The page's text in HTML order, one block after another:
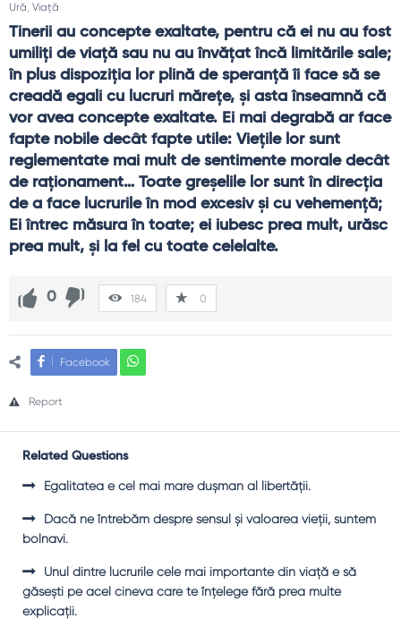
Ură, Viață
Tinerii au concepte exaltate, pentru că ei nu au fost
umiliţi de viaţă sau nu au învăţat încă limitările sale;
în plus dispoziţia lor plină de speranţă îi face să se
creadă egali cu lucruri măreţe, şi asta înseamnă că
vor avea concepte exaltate. Ei mai degrabă ar face
fapte nobile decât fapte utile: Vieţile lor sunt
reglementate mai mult de sentimente morale decât
de raţionament… Toate greşelile lor sunt în direcţia
de a face lucrurile în mod excesiv şi cu vehemenţă;
Ei întrec măsura în toate; ei iubesc prea mult, urăsc
prea mult, şi la fel cu toate celelalte.
0 184 0
Facebook
Report
Related Questions
Egalitatea e cel mai mare duşman al libertăţii.
Dacă ne întrebăm despre sensul şi valoarea vieţii, suntem
bolnavi.
Unul dintre lucrurile cele mai importante din viaţă e să
găseşti pe acel cineva care te înţelege fără prea multe
explicaţii.